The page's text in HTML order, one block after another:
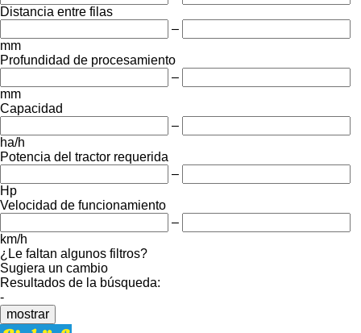
Distancia entre filas
–
mm
Profundidad de procesamiento
–
mm
Capacidad
–
ha/h
Potencia del tractor requerida
–
Hp
Velocidad de funcionamiento
–
km/h
¿Le faltan algunos filtros?
Sugiera un cambio
Resultados de la búsqueda:
-
mostrar